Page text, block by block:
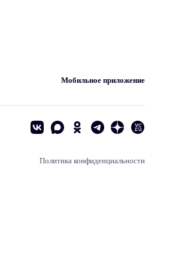
Мобильное приложение
Политика конфиденциальности